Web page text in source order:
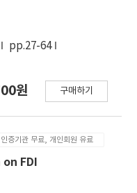
은 현지 부품구매 비
접투자 성과를 올린
국내 신발기업들이
율을 높이고, 부품업
pp.27-64
원 구매하기
증기관 무료, 개인회원 유료
FDI